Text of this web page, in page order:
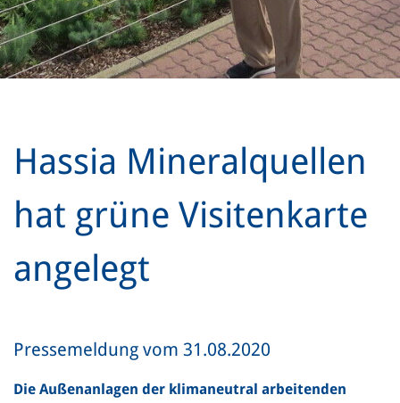
Hassia Mineralquellen
hat grüne Visitenkarte
angelegt
Pressemeldung vom 31.08.2020
Die Außenanlagen der klimaneutral arbeitenden